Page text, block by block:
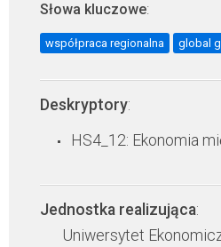
Słowa kluczowe:
współpraca regionalna global
Deskryptory:
HS4_12: Ekonomia
Jednostka realizująca:
Uniwersytet